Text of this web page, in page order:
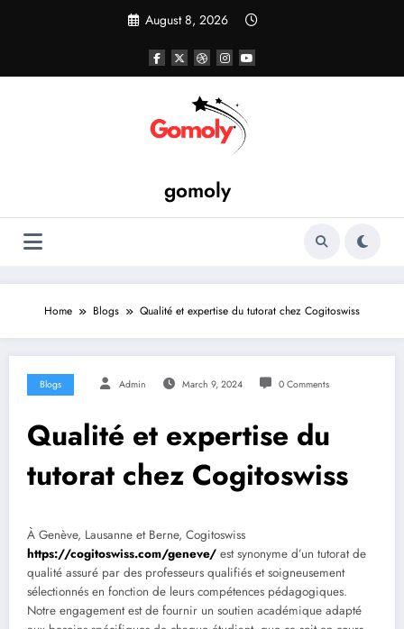
August 8, 2026
gomoly
Home Blogs Qualité et expertise du tutorat chez Cogitoswiss
Blogs Admin March 9, 2024 0 Comments
Qualité et expertise du
tutorat chez Cogitoswiss
À Genève, Lausanne et Berne, Cogitoswiss
https://cogitoswiss.com/geneve/ est synonyme d’un tutorat de
qualité assuré par des professeurs qualifiés et soigneusement
sélectionnés en fonction de leurs compétences pédagogiques.
Notre engagement est de fournir un soutien académique adapté